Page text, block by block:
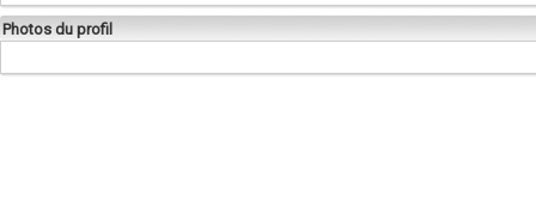
Photos du profil